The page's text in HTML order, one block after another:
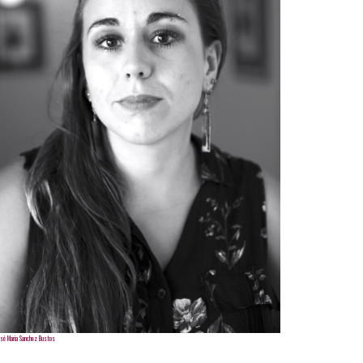
Maria Sanchez Bustos